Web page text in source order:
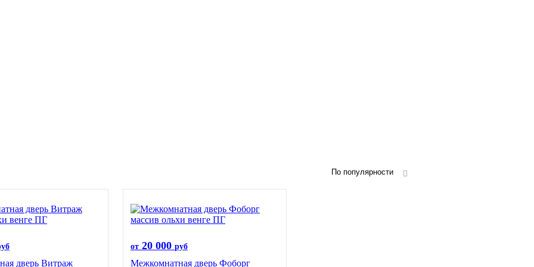
По популярности
дверь Витраж
от 20 000 руб
Межкомнатная дверь Фоборг